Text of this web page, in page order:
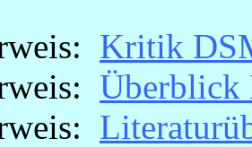
Kritik
Überblick